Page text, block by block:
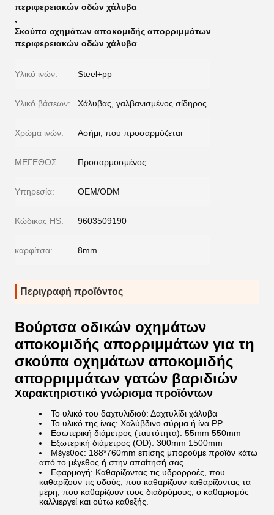
περιφερειακών οδών χάλυβα
,
Σκούπα οχημάτων αποκομιδής απορριμμάτων
περιφερειακών οδών χάλυβα
Υλικό ινών: Steel+pp
Υλικό βάσεων: Χάλυβας, γαλβανισμένος σίδηρος
Χρώμα ινών: Ασήμι, που προσαρμόζεται
ΜΕΓΕΘΟΣ: Προσαρμοσμένος
Υπηρεσία: OEM/ODM
Κώδικας HS: 9603509190
καρφίτσα: 8mm
Περιγραφή προϊόντος
Βούρτσα οδικών οχημάτων
αποκομιδής απορριμμάτων για τη
σκούπα οχημάτων αποκομιδής
απορριμμάτων γατών βαριδιών
Χαρακτηριστικό γνώρισμα προϊόντων
Το υλικό του δαχτυλιδιού: Δαχτυλίδι χάλυβα
Το υλικό της ίνας: Χαλύβδινο σύρμα ή ίνα PP
Εσωτερική διάμετρος (ταυτότητα): 55mm 550mm
Εξωτερική διάμετρος (OD): 300mm 1500mm
Μέγεθος: 188*760mm επίσης μπορούμε προϊόν κάτω
από το μέγεθος ή στην απαίτησή σας.
Εφαρμογή: Καθαρίζοντας τις υδρορροές, που
καθαρίζουν τις οδούς, που καθαρίζουν καθαρίζοντας τα
μέρη, που καθαρίζουν τους διαδρόμους, ο καθαρισμός
καλλιεργεί και ούτω καθεξής.